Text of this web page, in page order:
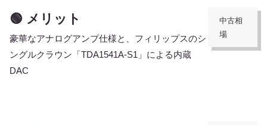
🟢 メリット
豪華なアナログアンプ仕様と、フィリップスのシ
ングルクラウン「TDA1541A-S1」による内蔵
DAC
中古相
場